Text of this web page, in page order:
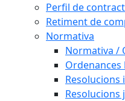
Perfil de
Retiment de
Normativa
Normativa /
Ordenances
Resolucions
Resolucions